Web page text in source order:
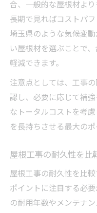
素材選びが屋
屋根工事の素
合、一般的な屋根材よ
長期で見ればコストパ
埼玉県のような気候変
い屋根材を選ぶことで
軽減できます。
注意点としては、工事
認し、必要に応じて補
なトータルコストを考
を長持ちさせる最大のポ
屋根工事の耐久性を比
屋根工事の耐久性を比
ポイントに注目する必
の耐用年数やメンテナ